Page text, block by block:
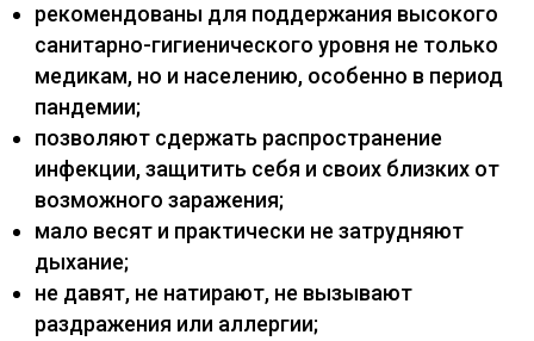
рекомендованы для поддержания высокого
санитарно-гигиенического уровня не только
медикам, но и населению, особенно в период
пандемии;
позволяют сдержать распространение
инфекции, защитить себя и своих близких от
возможного заражения;
мало весят и практически не затрудняют
дыхание;
не давят, не натирают, не вызывают
раздражения или аллергии;